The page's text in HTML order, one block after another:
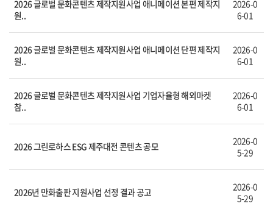
2026 글로벌 문화콘텐츠 제작지원사업 애니메이션 본편 제작지
원..
2026-0
6-01
2026 글로벌 문화콘텐츠 제작지원사업 애니메이션 단편 제작지
원..
2026-0
6-01
2026 글로벌 문화콘텐츠 제작지원사업 기업자율형 해외마켓
참..
2026-0
6-01
2026 그린로하스 ESG 제주대전 콘텐츠 공모
2026-0
5-29
2026년 만화출판 지원사업 선정 결과 공고
2026-0
5-29